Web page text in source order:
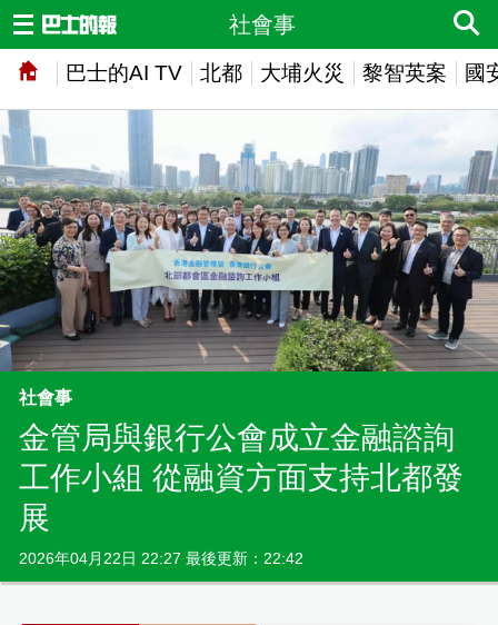
巴士的AI TV 北都 大埔火災 黎智英案 國
社會事
社會事
金管局與銀行公會成立金融諮詢
工作小組 從融資方面支持北都發
展
2026年04月22日 22:27 最後更新：22:42